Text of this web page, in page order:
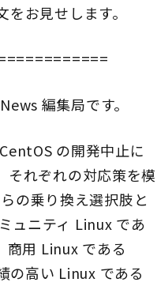
お見せします。
編集局です。
の開発中止に
それぞれの対応策を模
の乗り換え選択肢と
ュニティ Linux であ
用 Linux である
の高い Linux である